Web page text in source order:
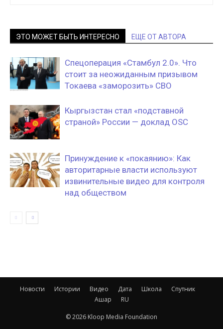
ЭТО МОЖЕТ БЫТЬ ИНТЕРЕСНО ЕЩЕ ОТ АВТОРА
Спецоперация «Стамбул 2.0». Что
стоит за неожиданным призывом
Токаева «заморозить» СВО
Кыргызстан стал «подставной
страной» России — доклад OSC
Принуждение к «покаянию»: Как
авторитарные власти используют
извинительные видео для контроля
над обществом
Новости Истории Видео Дата Школа
Спутник
Ашар
RU
© 2026 Kloop Media Foundation